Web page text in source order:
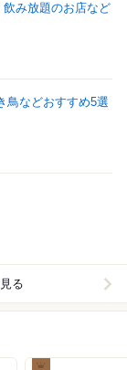
み放題のお店など
鳥などおすすめ5選
る